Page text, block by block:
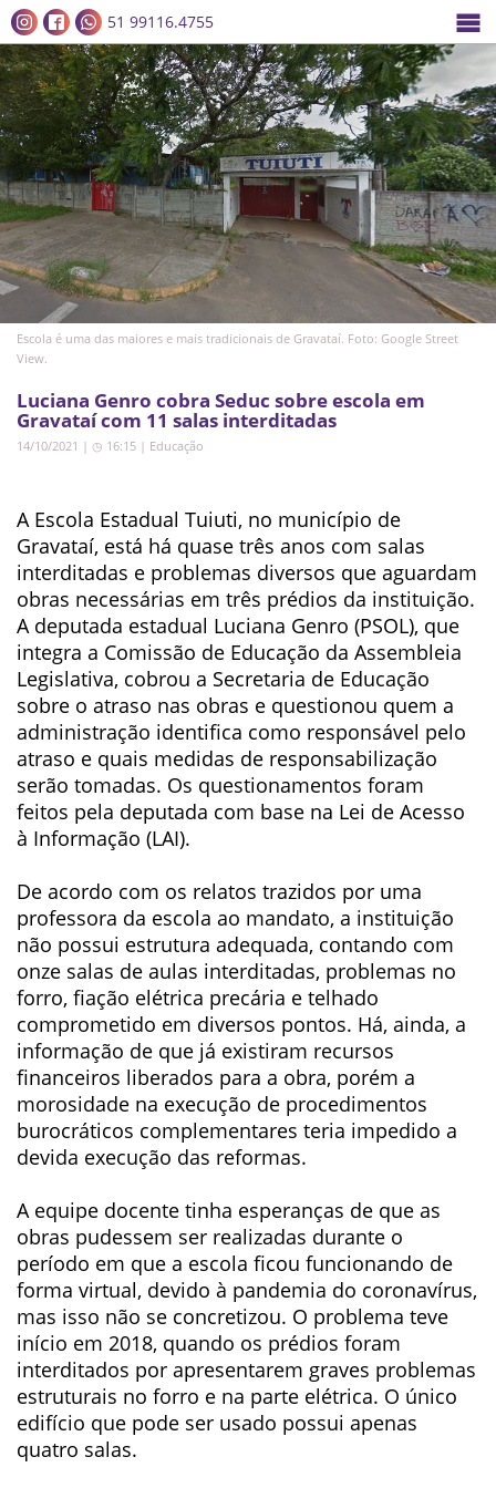
51 99116.4755
Escola é uma das maiores e mais tradicionais de Gravataí. Foto: Google Street
View.
Luciana Genro cobra Seduc sobre escola em
Gravataí com 11 salas interditadas
14/10/2021 | ◷ 16:15 | Educação
A Escola Estadual Tuiuti, no município de
Gravataí, está há quase três anos com salas
interditadas e problemas diversos que aguardam
obras necessárias em três prédios da instituição.
A deputada estadual Luciana Genro (PSOL), que
integra a Comissão de Educação da Assembleia
Legislativa, cobrou a Secretaria de Educação
sobre o atraso nas obras e questionou quem a
administração identifica como responsável pelo
atraso e quais medidas de responsabilização
serão tomadas. Os questionamentos foram
feitos pela deputada com base na Lei de Acesso
à Informação (LAI).
De acordo com os relatos trazidos por uma
professora da escola ao mandato, a instituição
não possui estrutura adequada, contando com
onze salas de aulas interditadas, problemas no
forro, fiação elétrica precária e telhado
comprometido em diversos pontos. Há, ainda, a
informação de que já existiram recursos
financeiros liberados para a obra, porém a
morosidade na execução de procedimentos
burocráticos complementares teria impedido a
devida execução das reformas.
A equipe docente tinha esperanças de que as
obras pudessem ser realizadas durante o
período em que a escola ficou funcionando de
forma virtual, devido à pandemia do coronavírus,
mas isso não se concretizou. O problema teve
início em 2018, quando os prédios foram
interditados por apresentarem graves problemas
estruturais no forro e na parte elétrica. O único
edifício que pode ser usado possui apenas
quatro salas.